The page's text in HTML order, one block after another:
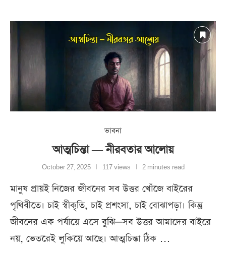
ভাবনা
আত্মচিন্তা — নীরবতার আলোয়
October 27, 2025 117 views 2 minutes read
মানুষ প্রায়ই নিজের জীবনের সব উত্তর খোঁজে বাইরের
পৃথিবীতে। চাই স্বীকৃতি, চাই প্রশংসা, চাই বোঝাপড়া। কিন্তু
জীবনের এক পর্যায়ে এসে বুঝি—সব উত্তর আমাদের বাইরে
নয়, ভেতরেই লুকিয়ে আছে। আত্মচিন্তা ঠিক …